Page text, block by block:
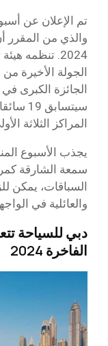
2024. تنظمه
الجائزة الكبرى
المراكز الثلاثة
يجذب الأسبوع
سمعة الشارقة
السباقات، يمكن
والعائلية في
دبي للسياحة
الفاخرة 2024